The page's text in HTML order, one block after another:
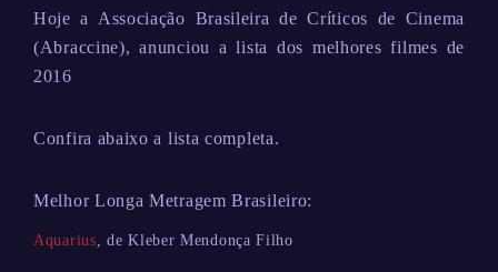
Hoje a Associação Brasileira de Críticos de Cinema
(Abraccine), anunciou a lista dos melhores filmes de
2016
Confira abaixo a lista completa.
Melhor Longa Metragem Brasileiro:
Aquarius, de Kleber Mendonça Filho